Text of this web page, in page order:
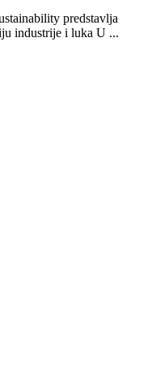
predstavlja
industrije i luka U ...